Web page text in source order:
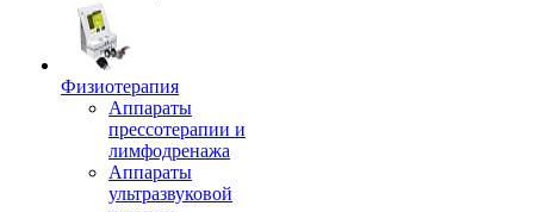
Физиотерапия
Аппараты
прессотерапии и
лимфодренажа
Аппараты
ультразвуковой